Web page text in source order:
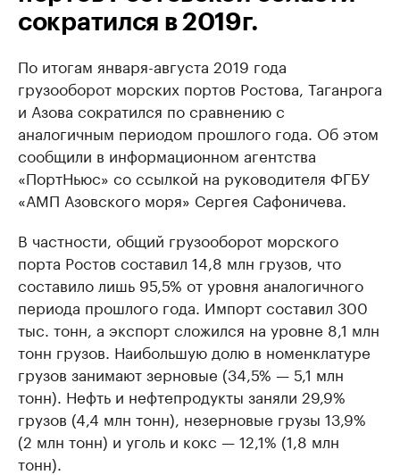
сократился в 2019г.
По итогам января-августа 2019 года
грузооборот морских портов Ростова, Таганрога
и Азова сократился по сравнению с
аналогичным периодом прошлого года. Об этом
сообщили в информационном агентства
«ПортНьюс» со ссылкой на руководителя ФГБУ
«АМП Азовского моря» Сергея Сафоничева.
В частности, общий грузооборот морского
порта Ростов составил 14,8 млн грузов, что
составило лишь 95,5% от уровня аналогичного
периода прошлого года. Импорт составил 300
тыс. тонн, а экспорт сложился на уровне 8,1 млн
тонн грузов. Наибольшую долю в номенклатуре
грузов занимают зерновые (34,5% — 5,1 млн
тонн). Нефть и нефтепродукты заняли 29,9%
грузов (4,4 млн тонн), незерновые грузы 13,9%
(2 млн тонн) и уголь и кокс — 12,1% (1,8 млн
тонн).